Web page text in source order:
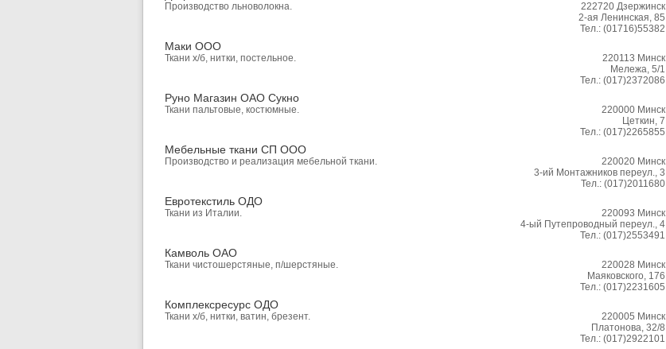
Производство льноволокна. 222720 Дзержинск
2-ая Ленинская, 85
Тел.: (01716)55382
Маки ООО
Ткани х/б, нитки, постельное. 220113 Минск
Мележа, 5/1
Тел.: (017)2372086
Руно Магазин ОАО Сукно
Ткани пальтовые, костюмные. 220000 Минск
Цеткин, 7
Тел.: (017)2265855
Мебельные ткани СП ООО
Производство и реализация мебельной ткани. 220020 Минск
3-ий Монтажников переул., 3
Тел.: (017)2011680
Евротекстиль ОДО
Ткани из Италии. 220093 Минск
4-ый Путепроводный переул., 4
Тел.: (017)2553491
Камволь ОАО
Ткани чистошерстяные, п/шерстяные. 220028 Минск
Маяковского, 176
Тел.: (017)2231605
Комплексресурс ОДО
Ткани х/б, нитки, ватин, брезент. 220005 Минск
Платонова, 32/8
Тел.: (017)2922101